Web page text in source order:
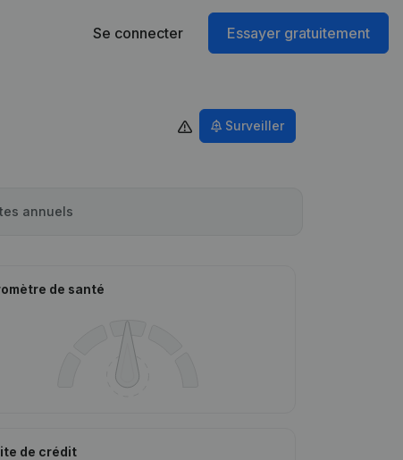
Se connecter Essayer gratuitement
Surveiller
annuels
de santé
de crédit